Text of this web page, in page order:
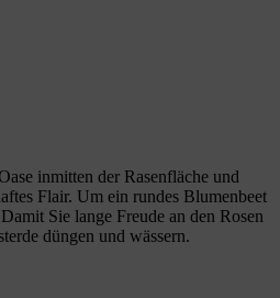
inmitten der Rasenfläche und
Flair. Um ein rundes Blumenbeet
Sie lange Freude an den Rosen
düngen und wässern.